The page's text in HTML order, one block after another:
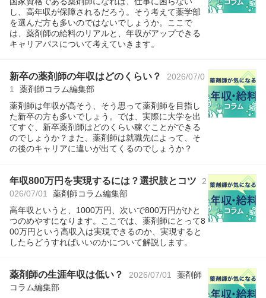
し、高年収が保障されるだろう。そう考えて薬学部
を選んだ方も多いのではないでしょうか。ここで
は、薬剤師の給料のリアルと、年収がアップできる
キャリアパスについて考えていきます。
新卒の薬剤師の年収はどのくらい？
2026/07/0
1
薬剤師コラム編集部
薬剤師は年収が高そう、そう思って薬剤師を目指し
た新卒の方も多いでしょう。では、実際に大学を出
てすぐ、新卒薬剤師はどのくらい稼ぐことができる
のでしょうか？また、薬剤師は就職先によって、そ
の後のキャリアに違いが出てくるのでしょうか？
年収800万円を実現するには？選択肢とコツ
2
026/07/01
薬剤師コラム編集部
高年収というと、1000万円、次いで800万円がひと
つのめやすになります。ここでは、薬剤師にとって8
00万円という高収入は実現できるのか、実現すると
したらどうすればいいのかについて解説します。
薬剤師の生涯年収は低い？ 2026/07/01
薬剤師
コラム編集部